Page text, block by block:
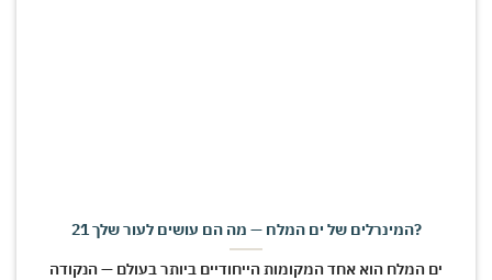
21 המינרלים של ים המלח — מה הם עושים לעור שלך?
ים המלח הוא אחד המקומות הייחודיים ביותר בעולם — הנקודה